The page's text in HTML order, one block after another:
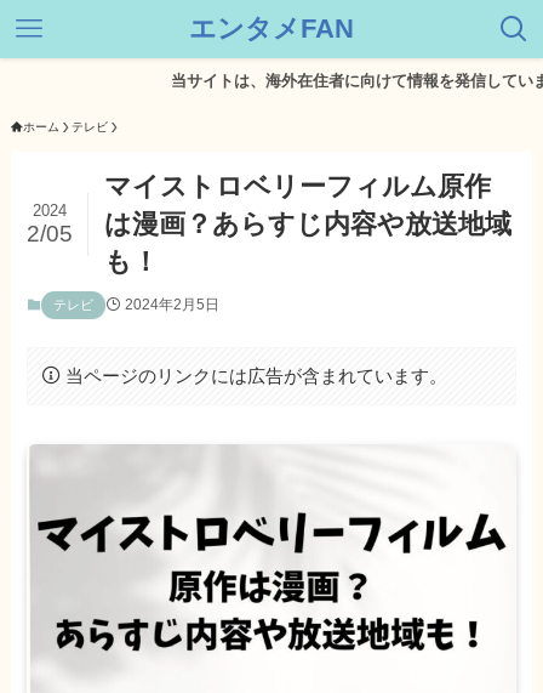
エンタメFAN
当サイトは、海外在住者に向けて情報を発信しています。
ホーム テレビ
マイストロベリーフィルム原作
は漫画？あらすじ内容や放送地域
も！
2024
2/05
テレビ 2024年2月5日
当ページのリンクには広告が含まれています。